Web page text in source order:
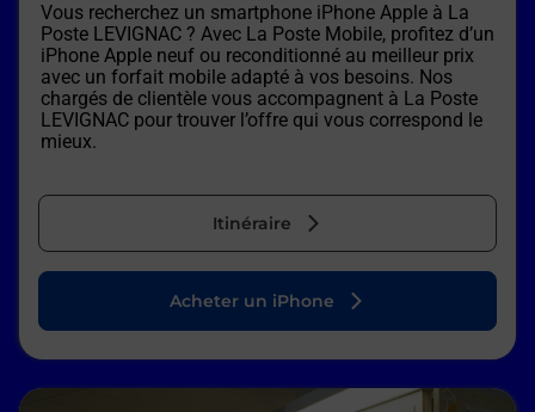
Vous recherchez un smartphone iPhone Apple à La
Poste LEVIGNAC ? Avec La Poste Mobile, profitez d’un
iPhone Apple neuf ou reconditionné au meilleur prix
avec un forfait mobile adapté à vos besoins. Nos
chargés de clientèle vous accompagnent à La Poste
LEVIGNAC pour trouver l’offre qui vous correspond le
mieux.
Itinéraire
Acheter un iPhone